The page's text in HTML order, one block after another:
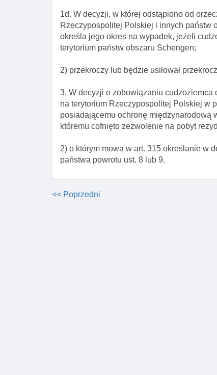
1d. W decyzji, w której odstąpiono od
Rzeczypospolitej Polskiej i innych państw
określa jego okres na wypadek, jeżeli
terytorium państw obszaru Schengen;
2) przekroczy lub będzie usiłował
3. W decyzji o zobowiązaniu
na terytorium Rzeczypospolitej Polskiej w
posiadającemu ochronę międzynarodową
któremu cofnięto zezwolenie na pobyt
2) o którym mowa w art. 315 określanie w
państwa powrotu ust. 8 lub 9.
<< Poprzedni